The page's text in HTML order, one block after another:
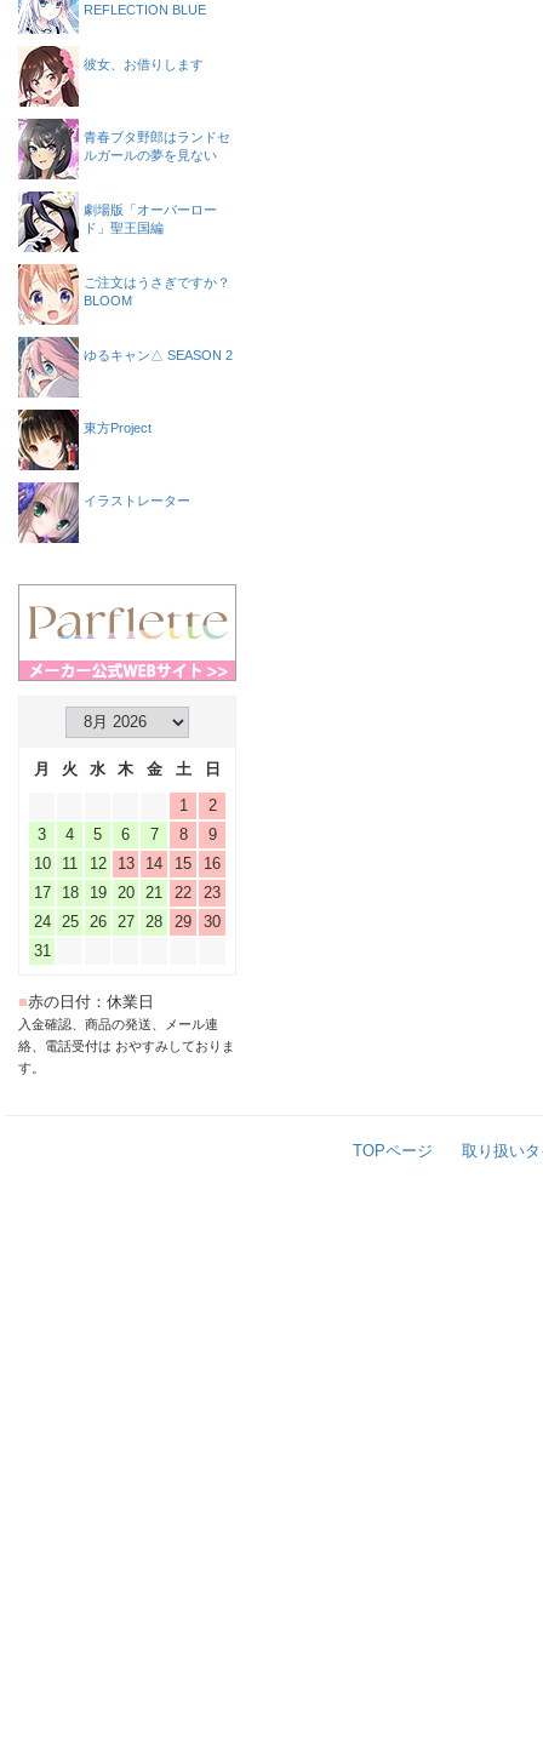
REFLECTION BLUE
彼女、お借りします
青春ブタ野郎はランドセ
ルガールの夢を見ない
劇場版「オーバーロー
ド」聖王国編
ご注文はうさぎですか？
BLOOM
ゆるキャン△ SEASON 2
東方Project
イラストレーター
月 火 水 木 金 土
日
1
2
3
4 5 6 7 8
9
10
11 12 13 14 15
16
17
18 19 20 21 22
23
24
25 26 27 28 29
30
31
■赤の日付：休業日
入金確認、商品の発送、メール連
絡、電話受付は おやすみしておりま
す。
TOPページ 取り扱い